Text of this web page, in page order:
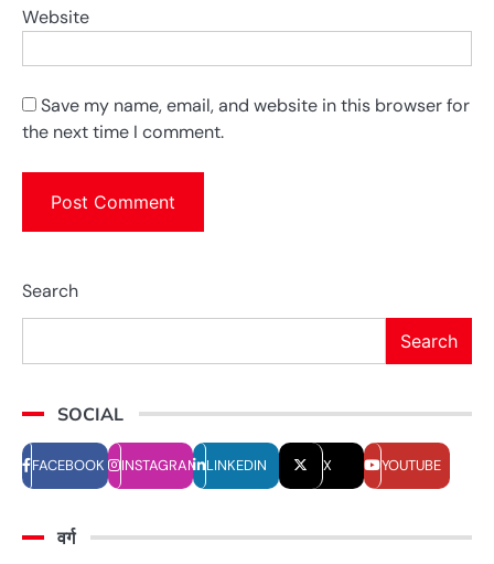
Website
Save my name, email, and website in this browser for
the next time I comment.
Search
Search
SOCIAL
FACEBOOK INSTAGRAM LINKEDIN X YOUTUBE
वर्ग